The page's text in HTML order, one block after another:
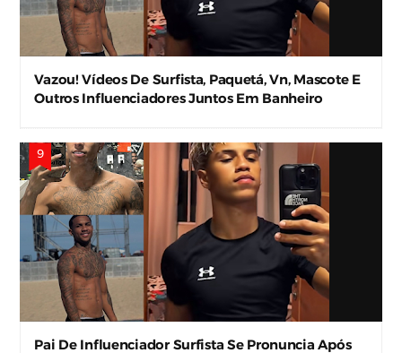
Vazou! Vídeos De Surfista, Paquetá, Vn, Mascote E
Outros Influenciadores Juntos Em Banheiro
Pai De Influenciador Surfista Se Pronuncia Após